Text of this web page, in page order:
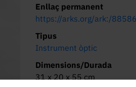
Enllaç permanent
https://arks.org/ark:/
Tipus
Instrument òptic
Dimensions/Durada
31 x 20 x 55 cm